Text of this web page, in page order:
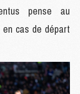
pense au
cas de départ